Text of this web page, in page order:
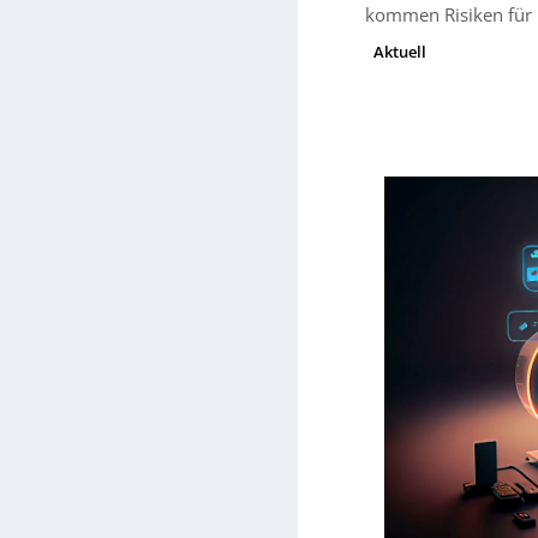
kommen Risiken für
Aktuell